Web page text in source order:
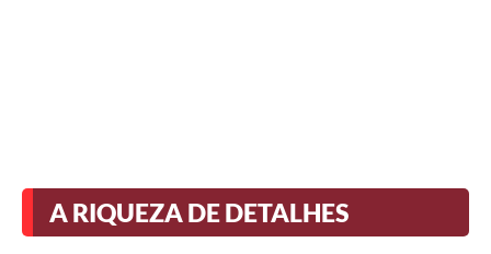
A RIQUEZA DE DETALHES